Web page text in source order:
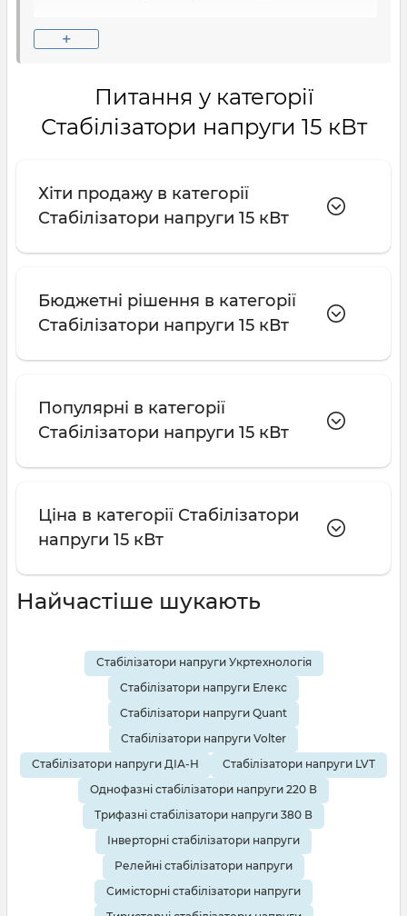
Чому варто обрати стабілізатор
напруги 15 кВт?
приватних будинках, квартирах, офісах та на
виробництві. Вони забезпечують ефективний
захист котлів, холодильників, телевізорів,
Переваги стабілізаторів від Electro100
Широкий асортимент моделей у наявності.
виробників.
Консультації та допомога у виборі під
Ціни та купівля стабілізаторів
напруги:
телевізора.
З точним підбором потужності та фазності.
Від популярних брендівLVT, Елекс, Volter
Quant, Укртехнологія
та інших українських
виробників.
Доступні різноманітні форми оплати, включно з
Оплатою частинами
+
Питання у категорії
Стабілізатори напруги 15 кВт
Хіти продажу в категорії
Стабілізатори напруги 15 кВт
Бюджетні рішення в категорії
Стабілізатори напруги 15 кВт
Популярні в категорії
Стабілізатори напруги 15 кВт
Ціна в категорії Стабілізатори
напруги 15 кВт
Найчастіше шукають
Стабілізатори напруги Укртехнологія
Стабілізатори напруги Елекс
Стабілізатори напруги Quant
Стабілізатори напруги Volter
Стабілізатори напруги ДІА-Н
Стабілізатори напруги LVT
Однофазні стабілізатори напруги 220 В
Трифазні стабілізатори напруги 380 В
Інверторні стабілізатори напруги
Релейні стабілізатори напруги
Симісторні стабілізатори напруги